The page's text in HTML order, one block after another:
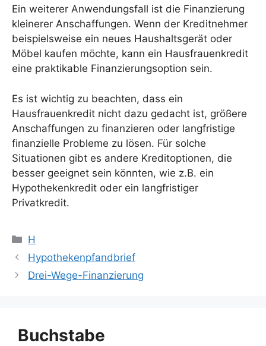
Ein weiterer Anwendungsfall ist die Finanzierung
kleinerer Anschaffungen. Wenn der Kreditnehmer
beispielsweise ein neues Haushaltsgerät oder
Möbel kaufen möchte, kann ein Hausfrauenkredit
eine praktikable Finanzierungsoption sein.
Es ist wichtig zu beachten, dass ein
Hausfrauenkredit nicht dazu gedacht ist, größere
Anschaffungen zu finanzieren oder langfristige
finanzielle Probleme zu lösen. Für solche
Situationen gibt es andere Kreditoptionen, die
besser geeignet sein könnten, wie z.B. ein
Hypothekenkredit oder ein langfristiger
Privatkredit.
Kategorien
H
Hypothekenpfandbrief
Drei-Wege-Finanzierung
Buchstabe